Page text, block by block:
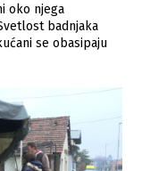
oko njega
badnjaka
se obasipaju